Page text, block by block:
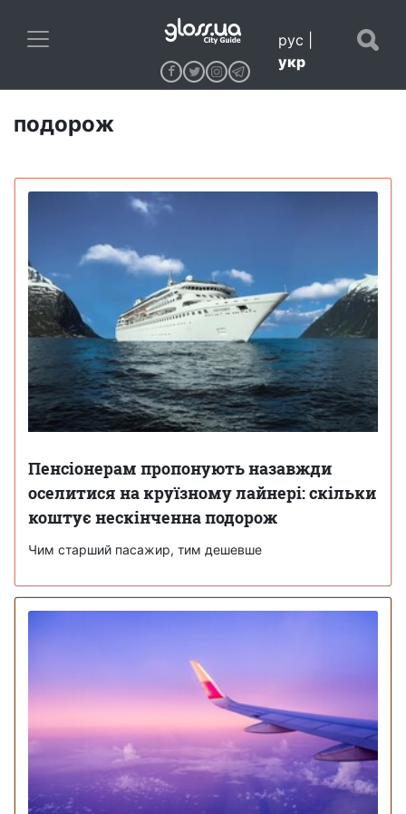
рус
укр
подорож
Пенсіонерам пропонують назавжди
оселитися на круїзному лайнері: скільки
коштує нескінченна подорож
Чим старший пасажир, тим дешевше